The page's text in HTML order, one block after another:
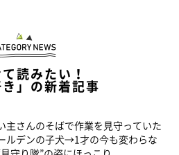
読みたい！
き」の新着記事
主さんのそばで作業を見守っていた
ルデンの子犬→1才の今も変わらな